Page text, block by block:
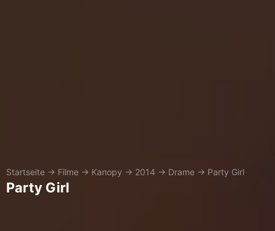
Startseite → Filme → Kanopy → 2014 → Drame → Party Girl
Party Girl